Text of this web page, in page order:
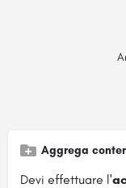
Aggrega
Devi effettuare l'